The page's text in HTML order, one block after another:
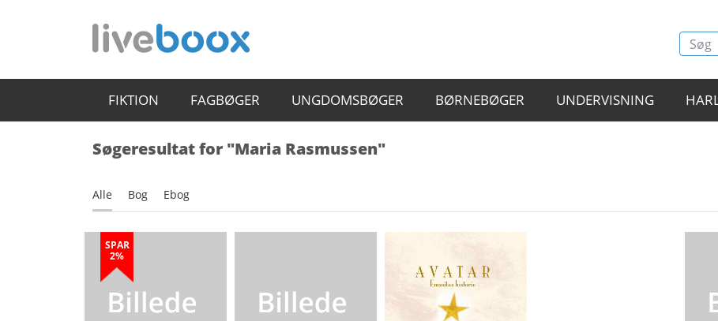
FIKTION FAGBØGER UNGDOMSBØGER BØRNEBØGER UNDERVISNING
Søgeresultat for "Maria Rasmussen"
Alle Bog Ebog
SPAR
2%